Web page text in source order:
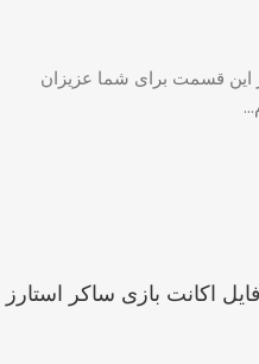
این قسمت برای شما عزیزان
اکانت بازی ساکر استارز